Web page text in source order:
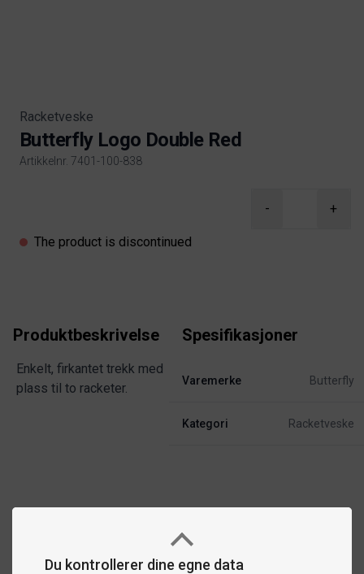
Du kontrollerer dine egne data
Racketveske
Butterfly Logo Double Red
Artikkelnr. 7401-100-838
- +
The product is discontinued
Produktbeskrivelse
Enkelt, firkantet trekk med
plass til to racketer.
Spesifikasjoner
Varemerke Butterfly
Kategori Racketveske